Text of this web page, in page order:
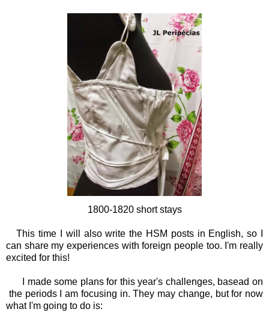
1800-1820 short stays
This time I will also write the HSM posts in English, so I
can share my experiences with foreign people too. I'm really
excited for this!
I made some plans for this year's challenges, basead on
the periods I am focusing in. They may change, but for now
what I'm going to do is: